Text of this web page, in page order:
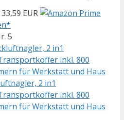
33,59 EUR
5
2 in1
inkl. 800
für Werkstatt und Haus